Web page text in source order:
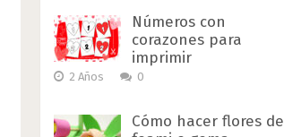
Números con
corazones para
imprimir
2 Años 0
Cómo hacer flores de